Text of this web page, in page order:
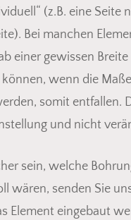
(z.B. eine Seite
Bei manchen
einer gewissen Breite
wenn die Maße
somit entfallen.
und nicht
sein, welche
wären, senden Sie
Element eingebaut